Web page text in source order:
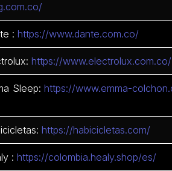
:https://www.dante.com.co/
https://www.electrolux.com.co/
Sleep:https://www.emma-
https://habicicletas.com/
:https://colombia.healy.shop/es/